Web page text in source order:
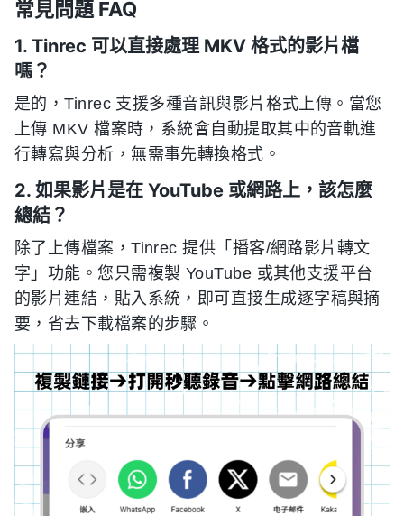
常見問題 FAQ
1. Tinrec 可以直接處理 MKV 格式的影片檔
嗎？
是的，Tinrec 支援多種音訊與影片格式上傳。當您
上傳 MKV 檔案時，系統會自動提取其中的音軌進
行轉寫與分析，無需事先轉換格式。
2. 如果影片是在 YouTube 或網路上，該怎麼
總結？
除了上傳檔案，Tinrec 提供「播客/網路影片轉文
字」功能。您只需複製 YouTube 或其他支援平台
的影片連結，貼入系統，即可直接生成逐字稿與摘
要，省去下載檔案的步驟。